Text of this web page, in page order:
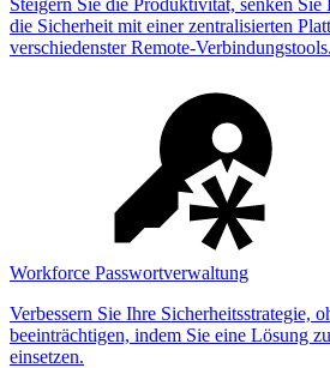
Steigern Sie die Produktivität, senken Sie
die Sicherheit mit einer zentralisierten
verschiedenster Remote-Verbindungstools.
Workforce Passwortverwaltung
Verbessern Sie Ihre Sicherheitsstrategie,
beeinträchtigen, indem Sie eine Lösung
einsetzen.